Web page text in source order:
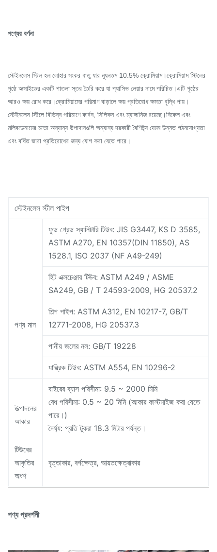
পণ্যের বর্ণনা
স্টেইনলেস স্টিল হল লোহার সংকর ধাতু যার ন্যূনতম 10.5% ক্রোমিয়াম।ক্রোমিয়াম স্টিলের
পৃষ্ঠে অক্সাইডের একটি পাতলা স্তর তৈরি করে যা প্যাসিভ লেয়ার নামে পরিচিত।এটি পৃষ্ঠের
আরও ক্ষয় রোধ করে।ক্রোমিয়ামের পরিমাণ বাড়ালে ক্ষয় প্রতিরোধ ক্ষমতা বৃদ্ধি পায়।
স্টেইনলেস স্টিলে বিভিন্ন পরিমাণে কার্বন, সিলিকন এবং ম্যাঙ্গানিজ রয়েছে।নিকেল এবং
মলিবডেনামের মতো অন্যান্য উপাদানগুলি অন্যান্য দরকারী বৈশিষ্ট্য যেমন উন্নত গঠনযোগ্যতা
এবং বর্ধিত জারা প্রতিরোধের জন্য যোগ করা যেতে পারে।
স্টেইনলেস স্টীল পাইপ
পণ্য মান
ফুড গ্রেড স্যানিটারি টিউব: JIS G3447, KS D 3585,
ASTM A270, EN 10357(DIN 11850), AS
1528.1, ISO 2037 (NF A49-249)
হিট এক্সচেঞ্জার টিউব: ASTM A249 / ASME
SA249, GB / T 24593-2009, HG 20537.2
শিল্প পাইপ: ASTM A312, EN 10217-7, GB/T
12771-2008, HG 20537.3
পানীয় জলের নল: GB/T 19228
যান্ত্রিক টিউব: ASTM A554, EN 10296-2
উত্পাদনের
আকার
বাইরের ব্যাস পরিসীমা: 9.5 ~ 2000 মিমি
বেধ পরিসীমা: 0.5 ~ 20 মিমি (আকার কাস্টমাইজ করা যেতে
পারে।)
দৈর্ঘ্য: প্রতি টুকরা 18.3 মিটার পর্যন্ত।
টিউবের
আকৃতির
অংশ
বৃত্তাকার, বর্গক্ষেত্র, আয়তক্ষেত্রাকার
পণ্য প্রদর্শনী